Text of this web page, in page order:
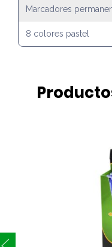
Marcadores
8 colores pastel